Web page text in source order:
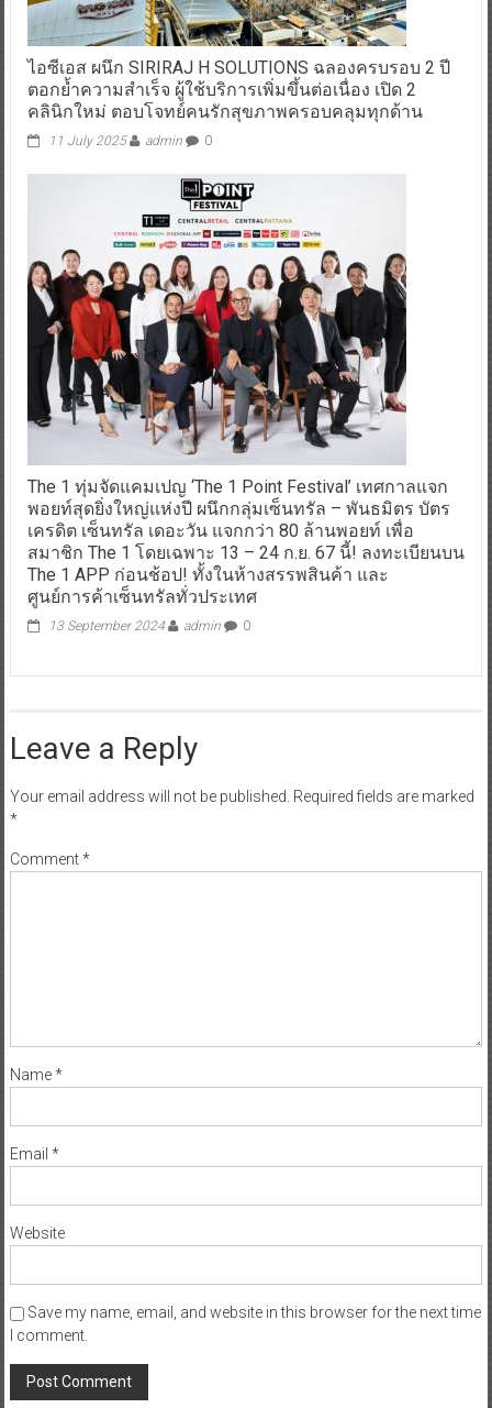
ไอซีเอส ผนึก SIRIRAJ H SOLUTIONS ฉลองครบรอบ 2 ปี
ตอกย้ำความสำเร็จ ผู้ใช้บริการเพิ่มขึ้นต่อเนื่อง เปิด 2
คลินิกใหม่ ตอบโจทย์คนรักสุขภาพครอบคลุมทุกด้าน
11 July 2025 admin 0
The 1 ทุ่มจัดแคมเปญ ‘The 1 Point Festival’ เทศกาลแจก
พอยท์สุดยิ่งใหญ่แห่งปี ผนึกกลุ่มเซ็นทรัล – พันธมิตร บัตร
เครดิต เซ็นทรัล เดอะวัน แจกกว่า 80 ล้านพอยท์ เพื่อ
สมาชิก The 1 โดยเฉพาะ 13 – 24 ก.ย. 67 นี้! ลงทะเบียนบน
The 1 APP ก่อนช้อป! ทั้งในห้างสรรพสินค้า และ
ศูนย์การค้าเซ็นทรัลทั่วประเทศ
13 September 2024 admin 0
Leave a Reply
Your email address will not be published. Required fields are marked
*
Comment*
Name*
Email *
Website
Save my name, email, and website in this browser for the next time
I comment.